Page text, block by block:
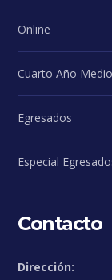
Online
Cuarto Año Medio
Egresados
Especial
Contacto
Dirección: